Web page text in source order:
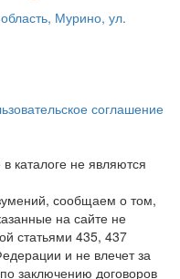
Мурино, ул.
соглашение
каталоге не являются
сообщаем о том,
на сайте не
статьями 435, 437
и не влечет за
заключению договоров